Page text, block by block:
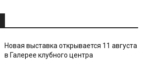
Новая выставка открывается 11 августа
в Галерее клубного центра